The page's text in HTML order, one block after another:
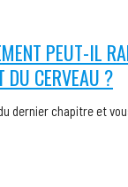
PEUT-IL
DU CERVEAU ?
dernier chapitre et